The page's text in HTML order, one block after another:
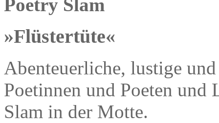
Poetry Slam
»Flüstertüte«
Abenteuerliche, lustige
Poetinnen und Poeten
Slam in der Motte.